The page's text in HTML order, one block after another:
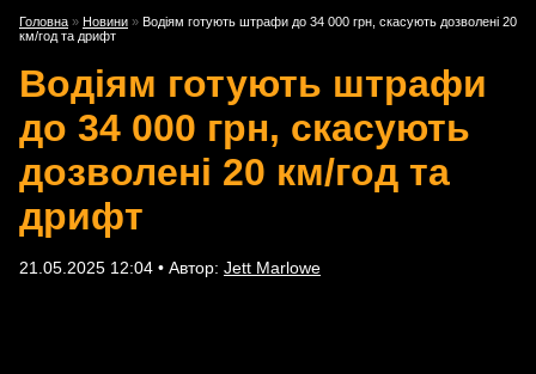
Головна » Новини » Водіям готують штрафи до 34 000 грн, скасують дозволені 20
км/год та дрифт
Водіям готують штрафи
до 34 000 грн, скасують
дозволені 20 км/год та
дрифт
21.05.2025 12:04 • Автор: Jett Marlowe